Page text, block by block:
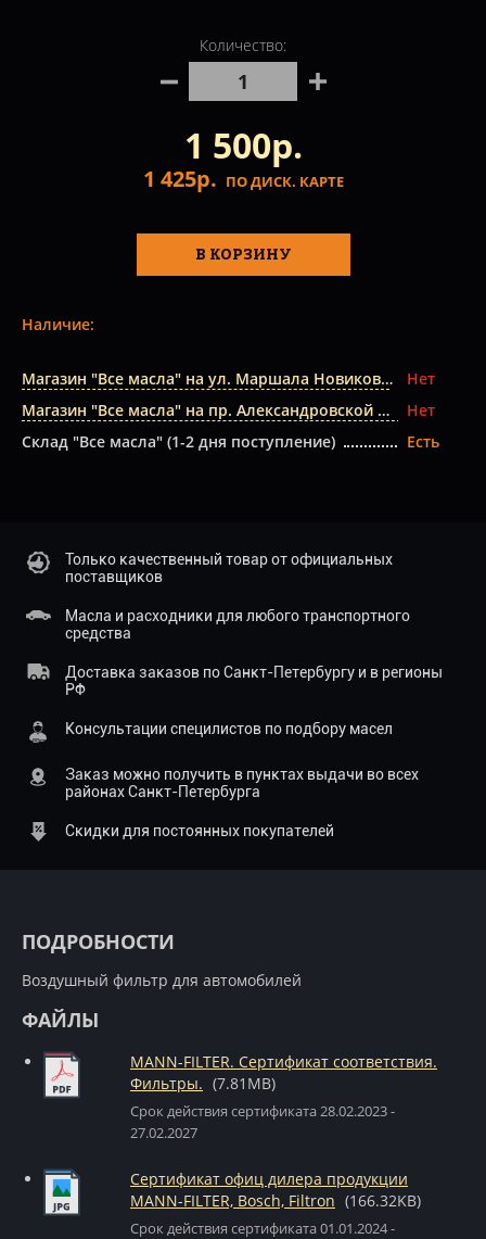
Количество:
1 500р.
1 425р. ПО ДИСК. КАРТЕ
В КОРЗИНУ
Наличие:
Магазин "Все масла" на ул. Маршала Новикова
Нет
Магазин "Все масла" на пр. Александровской Фермы
Нет
Склад "Все масла" (1-2 дня поступление)
Есть
Только качественный товар от официальных
поставщиков
Масла и расходники для любого транспортного
средства
Доставка заказов по Санкт-Петербургу и в регионы
РФ
Консультации специлистов по подбору масел
Заказ можно получить в пунктах выдачи во всех
районах Санкт-Петербурга
Скидки для постоянных покупателей
ПОДРОБНОСТИ
Воздушный фильтр для автомобилей
ФАЙЛЫ
MANN-FILTER. Сертификат соответствия.
Фильтры. (7.81MB)
Срок действия сертификата 28.02.2023 -
27.02.2027
Сертификат офиц дилера продукции
MANN-FILTER, Bosch, Filtron (166.32KB)
Срок действия сертификата 01.01.2024 -